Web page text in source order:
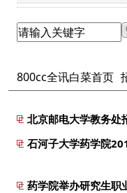
800cc全讯白菜首页
北京邮电大学教务处
石河子大学药学院
药学院举办研究生职